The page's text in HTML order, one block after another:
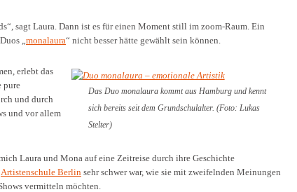
sagt Laura. Dann ist es für einen Moment still im zoom-Raum. Ein
„ monalaura“ nicht besser hätte gewählt sein können.
Das Duo monalaura kommt aus Hamburg und kennt
sich bereits seit dem Grundschulalter. (Foto: Lukas
Stelter)
erlebt das
pure
und durch
und vor allem
Laura und Mona auf eine Zeitreise durch ihre Geschichte
Artistenschule Berlin sehr schwer war, wie sie mit zweifelnden Meinungen
vermitteln möchten.